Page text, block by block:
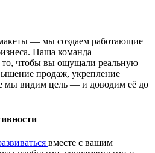
— мы создаем работающие
Наша команда
то, чтобы вы ощущали реальную
продаж, укрепление
мы видим цель — и доводим её до
вместе с вашим